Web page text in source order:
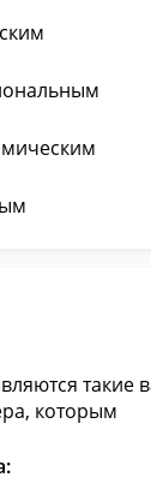
такие
которым